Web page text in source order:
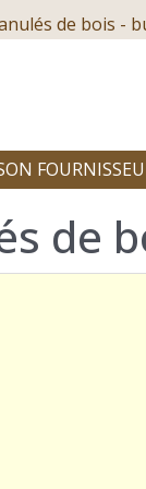
de bois -
de